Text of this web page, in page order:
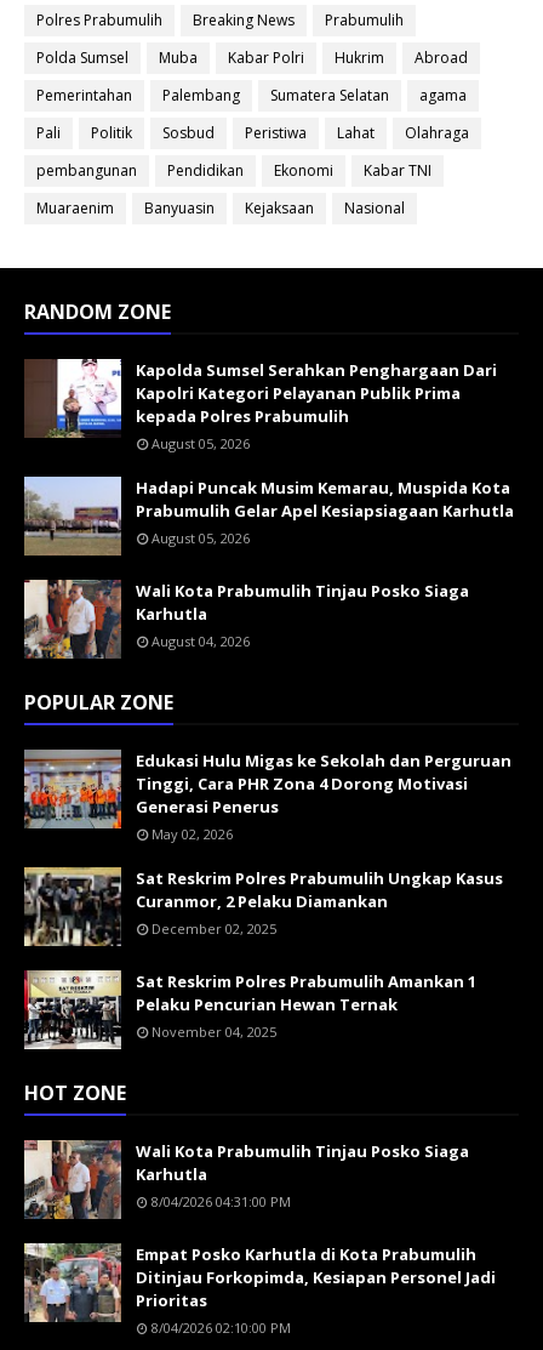
Polres Prabumulih Breaking News
Prabumulih
Polda Sumsel
Muba Kabar Polri Hukrim
Abroad
Pemerintahan
Palembang Sumatera Selatan
agama
Pali
Politik Sosbud Peristiwa Lahat
Olahraga
pembangunan
Pendidikan Ekonomi
Kabar TNI
Muaraenim
Banyuasin Kejaksaan Nasional
RANDOM ZONE
Kapolda Sumsel Serahkan Penghargaan Dari
Kapolri Kategori Pelayanan Publik Prima
kepada Polres Prabumulih
August 05, 2026
Hadapi Puncak Musim Kemarau, Muspida Kota
Prabumulih Gelar Apel Kesiapsiagaan Karhutla
August 05, 2026
Wali Kota Prabumulih Tinjau Posko Siaga
Karhutla
August 04, 2026
POPULAR ZONE
Edukasi Hulu Migas ke Sekolah dan Perguruan
Tinggi, Cara PHR Zona 4 Dorong Motivasi
Generasi Penerus
May 02, 2026
Sat Reskrim Polres Prabumulih Ungkap Kasus
Curanmor, 2 Pelaku Diamankan
December 02, 2025
Sat Reskrim Polres Prabumulih Amankan 1
Pelaku Pencurian Hewan Ternak
November 04, 2025
HOT ZONE
Wali Kota Prabumulih Tinjau Posko Siaga
Karhutla
8/04/2026 04:31:00 PM
Empat Posko Karhutla di Kota Prabumulih
Ditinjau Forkopimda, Kesiapan Personel Jadi
Prioritas
8/04/2026 02:10:00 PM